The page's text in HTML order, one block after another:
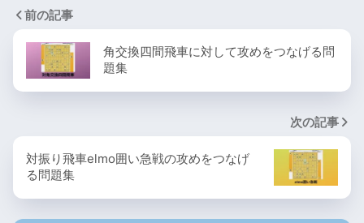
前の記事
角交換四間飛車に対して攻めをつなげる問
題集
次の記事
対振り飛車elmo囲い急戦の攻めをつなげ
る問題集